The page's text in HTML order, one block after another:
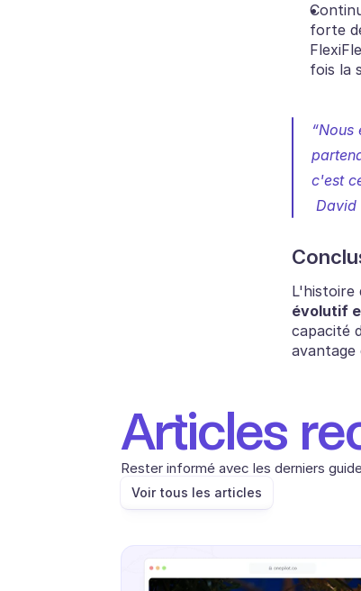
forte
fois la
c'est
David
L'histoire
évolutif
capacité
Articles
Rester informé avec les derniers
Voir tous les articles